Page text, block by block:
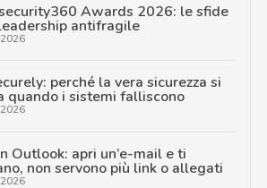
Awards 2026: le sfide
antifragile
perché la vera sicurezza si
quando i sistemi falliscono
Outlook: apri un’e-mail e ti
non servono più link o allegati